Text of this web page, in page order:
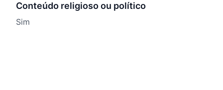
Conteúdo religioso ou político
Sim